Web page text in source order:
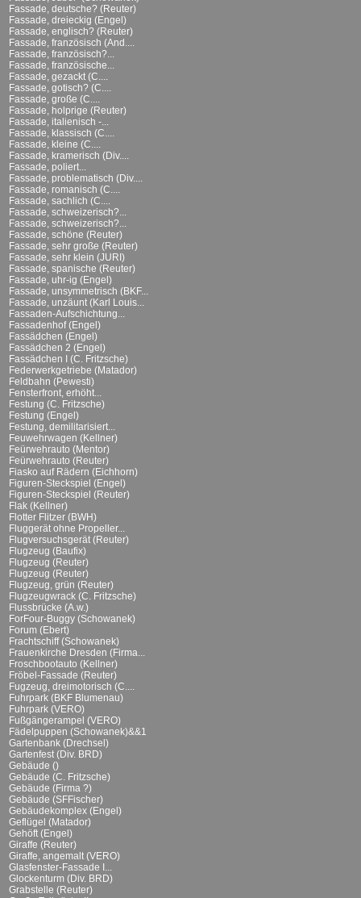
Fassade, deutsche? (Reuter)
Fassade, dreieckig (Engel)
Fassade, englisch? (Reuter)
Fassade, französisch (And....
Fassade, französisch?...
Fassade, französische...
Fassade, gezackt (C....
Fassade, gotisch? (C....
Fassade, große (C....
Fassade, holprige (Reuter)
Fassade, italienisch -...
Fassade, klassisch (C....
Fassade, kleine (C....
Fassade, kramerisch (Div....
Fassade, poliert...
Fassade, problematisch (Div....
Fassade, romanisch (C....
Fassade, sachlich (C....
Fassade, schweizerisch?...
Fassade, schweizerisch?...
Fassade, schöne (Reuter)
Fassade, sehr große (Reuter)
Fassade, sehr klein (JURI)
Fassade, spanische (Reuter)
Fassade, uhr-ig (Engel)
Fassade, unsymmetrisch (BKF...
Fassade, unzäunt (Karl Louis...
Fassaden-Aufschichtung...
Fassadenhof (Engel)
Fassädchen (Engel)
Fassädchen 2 (Engel)
Fassädchen I (C. Fritzsche)
Federwerkgetriebe (Matador)
Feldbahn (Pewesti)
Fensterfront, erhöht...
Festung (C. Fritzsche)
Festung (Engel)
Festung, demilitarisiert...
Feuwehrwagen (Kellner)
Feürwehrauto (Mentor)
Feürwehrauto (Reuter)
Fiasko auf Rädern (Eichhorn)
Figuren-Steckspiel (Engel)
Figuren-Steckspiel (Reuter)
Flak (Kellner)
Flotter Flitzer (BWH)
Fluggerät ohne Propeller...
Flugversuchsgerät (Reuter)
Flugzeug (Baufix)
Flugzeug (Reuter)
Flugzeug (Reuter)
Flugzeug, grün (Reuter)
Flugzeugwrack (C. Fritzsche)
Flussbrücke (A.w.)
ForFour-Buggy (Schowanek)
Forum (Ebert)
Frachtschiff (Schowanek)
Frauenkirche Dresden (Firma...
Froschbootauto (Kellner)
Fröbel-Fassade (Reuter)
Fugzeug, dreimotorisch (C....
Fuhrpark (BKF Blumenau)
Fuhrpark (VERO)
Fußgängerampel (VERO)
Fädelpuppen (Schowanek)&&1
Gartenbank (Drechsel)
Gartenfest (Div. BRD)
Gebäude ()
Gebäude (C. Fritzsche)
Gebäude (Firma ?)
Gebäude (SFFischer)
Gebäudekomplex (Engel)
Geflügel (Matador)
Gehöft (Engel)
Giraffe (Reuter)
Giraffe, angemalt (VERO)
Glasfenster-Fassade I...
Glockenturm (Div. BRD)
Grabstelle (Reuter)